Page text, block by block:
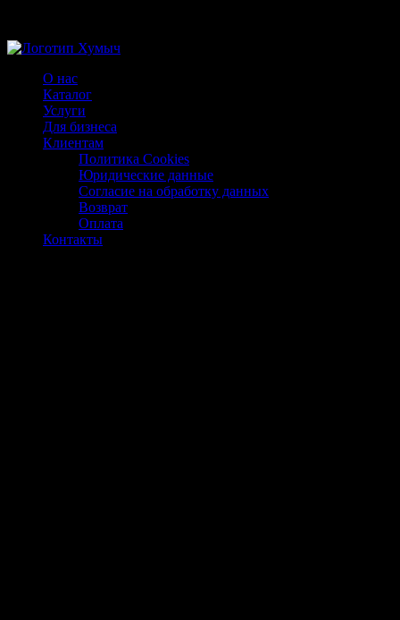
О нас
Каталог
Услуги
Для бизнеса
Клиентам
Политика Cookies
Юридические данные
Согласие на обработку данных
Возврат
Оплата
Контакты